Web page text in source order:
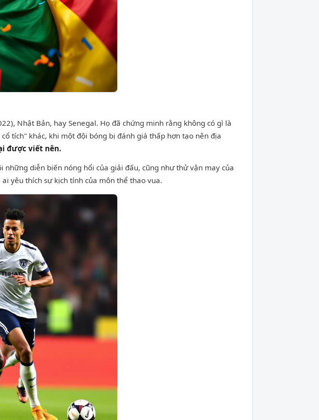
Nhật Bản, hay Senegal. Họ đã chứng minh rằng không có gì là
tích" khác, khi một đội bóng bị đánh giá thấp hơn tạo nên địa
được viết nên.
diễn biến nóng hổi của giải đấu, cũng như thử vận may của
yêu thích sự kịch tính của môn thể thao vua.